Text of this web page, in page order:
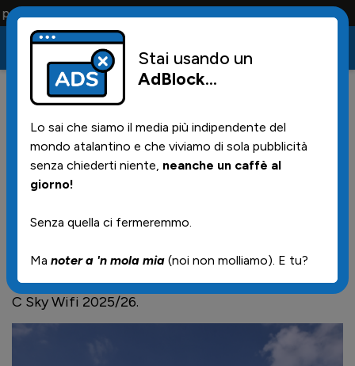
la vita
25/10/2025 | 16.40
L'Atalanta U23 asfalta 6-2 l'Az
Picerno! Vavassori, Misitano,
Manzoni e Riccio in gol
comunale di Caravaggio affrontare l’AZ Picerno in
occasione dell’11ª giornata del campionato di Serie
C Sky Wifi 2025/26.
Stai usando un
AdBlock...
Lo sai che siamo il media più indipendente del
mondo atalantino e che viviamo di sola pubblicità
senza chiederti niente, neanche un caffè al
giorno!
Senza quella ci fermeremmo.
Ma noter a 'n mola mia (noi non molliamo). E tu?